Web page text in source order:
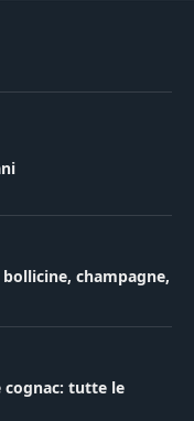
champagne,
cognac: tutte le